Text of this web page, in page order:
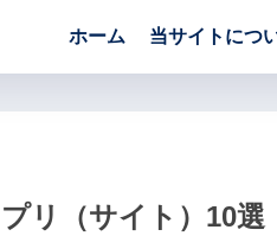
ホーム 当サイトにつ
リ（サイト）10選